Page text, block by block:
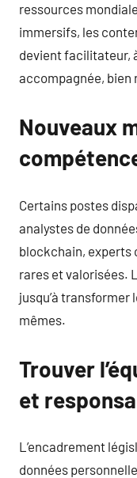
ressources
immersifs, les
devient facilitateur,
accompagnée, bien
Nouveaux
Certains postes
analystes de
blockchain, experts
rares et valorisées.
jusqu’à transformer
mêmes.
Trouver
et
L’encadrement
données